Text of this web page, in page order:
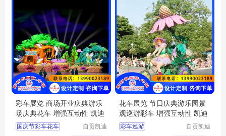
彩车展览 商场开业庆典游乐
场庆典花车 增强互动性 凯迪
国庆节彩车花车
自贡凯迪
花车展览 节日庆典游乐园景
观巡游彩车 增强互动性 凯迪
彩车巡游
自贡凯迪